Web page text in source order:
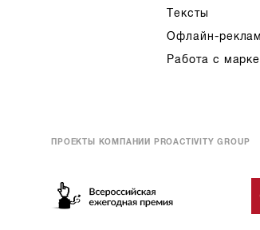
Тексты
Офлайн-
Работа с
ПРОЕКТЫ КОМПАНИИ PROACTIVITY GROUP